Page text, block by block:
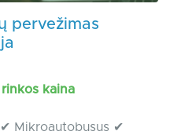
pervežimas
kaina
Mikroautobusus ✔